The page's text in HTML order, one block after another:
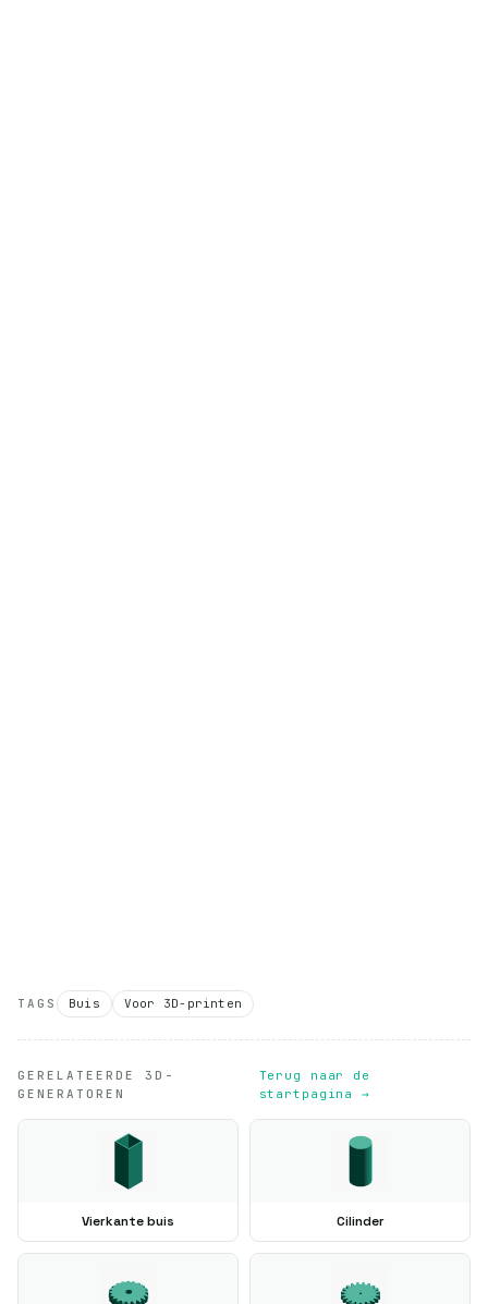
TAGS Buis Voor 3D-printen
GERELATEERDE 3D-
GENERATOREN
Terug naar de
startpagina →
Vierkante buis Cilinder